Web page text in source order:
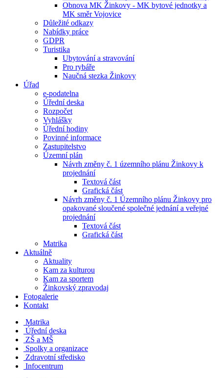
Obnova MK Žinkovy - MK bytové jednotky a
MK směr Vojovice
Důležité odkazy
Nabídky práce
GDPR
Turistika
Ubytování a stravování
Pro rybáře
Naučná stezka Žinkovy
Úřad
e-podatelna
Úřední deska
Rozpočet
Vyhlášky
Úřední hodiny
Povinné informace
Zastupitelstvo
Územní plán
Návrh změny č. 1 územního plánu Žinkovy k
projednání
Textová část
Grafická část
Návrh změny č. 1 Územního plánu Žinkovy pro
opakované sloučené společné jednání a veřejné
projednání
Textová část
Grafická část
Matrika
Aktuálně
Aktuality
Kam za kulturou
Kam za sportem
Žinkovský zpravodaj
Fotogalerie
Kontakt
Matrika
Úřední deska
ZŠ a MŠ
Spolky a organizace
Zdravotní středisko
Infocentrum